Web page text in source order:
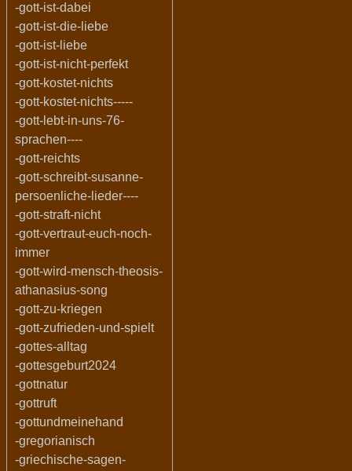
-gott-ist-dabei
-gott-ist-die-liebe
-gott-ist-liebe
-gott-ist-nicht-perfekt
-gott-kostet-nichts
-gott-kostet-nichts-----
-gott-lebt-in-uns-76-
sprachen----
-gott-reichts
-gott-schreibt-susanne-
persoenliche-lieder----
-gott-straft-nicht
-gott-vertraut-euch-noch-
immer
-gott-wird-mensch-theosis-
athanasius-song
-gott-zu-kriegen
-gott-zufrieden-und-spielt
-gottes-alltag
-gottesgeburt2024
-gottnatur
-gottruft
-gottundmeinehand
-gregorianisch
-griechische-sagen-